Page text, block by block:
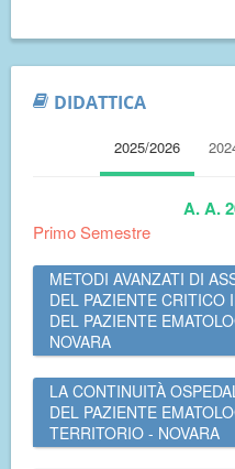
DIDATTICA
2025/2026
A. A.
Primo Semestre
METODI AVANZATI DI
DEL PAZIENTE CRITICO
DEL PAZIENTE
NOVARA
LA CONTINUITÀ
DEL PAZIENTE
TERRITORIO - NOVARA